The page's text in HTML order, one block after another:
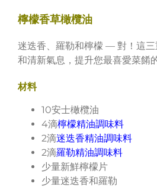
檸檬香草橄欖油
迷迭香、羅勒和檸檬 — 對！這
和清新氣息，提升您最喜愛菜餚
材料
10安士橄欖油
4滴檸檬精油調味料
2滴迷迭香精油調味料
2滴羅勒精油調味料
少量新鮮檸檬片
少量迷迭香和羅勒